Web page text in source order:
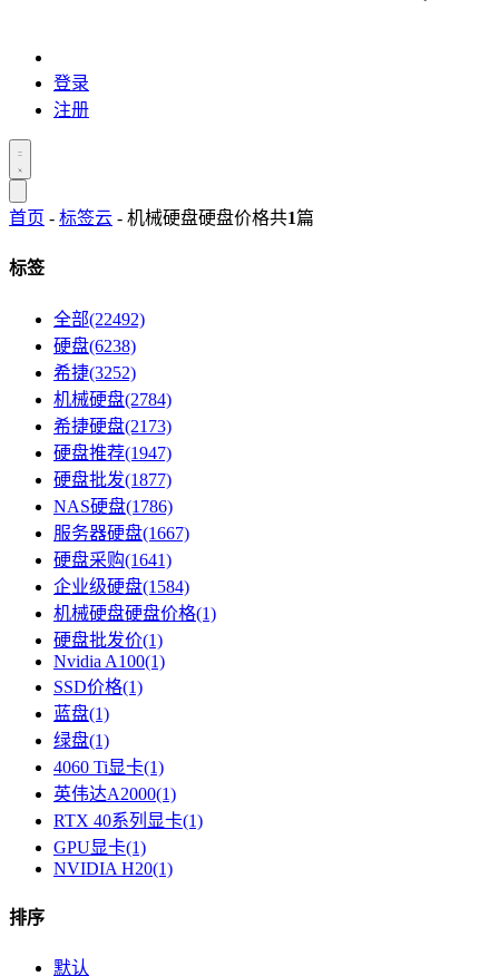
登录
注册
首页 - 标签云 - 机械硬盘硬盘价格共1篇
标签
全部(22492)
硬盘(6238)
希捷(3252)
机械硬盘(2784)
希捷硬盘(2173)
硬盘推荐(1947)
硬盘批发(1877)
NAS硬盘(1786)
服务器硬盘(1667)
硬盘采购(1641)
企业级硬盘(1584)
机械硬盘硬盘价格(1)
硬盘批发价(1)
Nvidia A100(1)
SSD价格(1)
蓝盘(1)
绿盘(1)
4060 Ti显卡(1)
英伟达A2000(1)
RTX 40系列显卡​(1)
GPU显卡​(1)
NVIDIA H20(1)
排序
默认